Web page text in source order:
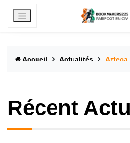
Accueil Actualités Azteca
Récent